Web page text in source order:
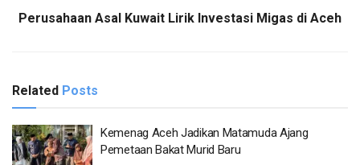
Perusahaan Asal Kuwait Lirik Investasi Migas di Aceh
Related Posts
Kemenag Aceh Jadikan Matamuda Ajang
Pemetaan Bakat Murid Baru